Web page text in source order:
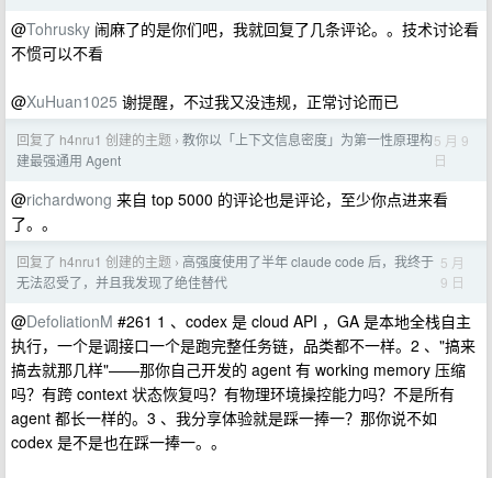
@Tohrusky 闹麻了的是你们吧，我就回复了几条评论。。技术讨论看
不惯可以不看
@XuHuan1025 谢提醒，不过我又没违规，正常讨论而已
回复了 h4nru1 创建的主题 › 教你以「上下文信息密度」为第一性原理构
建最强通用 Agent
5 月 9
日
@richardwong 来自 top 5000 的评论也是评论，至少你点进来看
了。。
回复了 h4nru1 创建的主题 › 高强度使用了半年 claude code 后，我终于
无法忍受了，并且我发现了绝佳替代
5 月
9 日
@DefoliationM #261 1 、codex 是 cloud API ，GA 是本地全栈自主
执行，一个是调接口一个是跑完整任务链，品类都不一样。2 、"搞来
搞去就那几样"——那你自己开发的 agent 有 working memory 压缩
吗？有跨 context 状态恢复吗？有物理环境操控能力吗？不是所有
agent 都长一样的。3 、我分享体验就是踩一捧一？那你说不如
codex 是不是也在踩一捧一。。